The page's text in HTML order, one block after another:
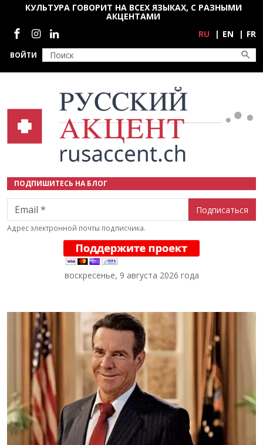
Перейти к основному содержанию
ВОЙТИ
КУЛЬТУРА ГОВОРИТ НА ВСЕХ ЯЗЫКАХ, С РАЗНЫМИ
АКЦЕНТАМИ
Социальные сети
RU EN FR
ПОДПИШИТЕСЬ НА БЛОГ
Email
Адрес электронной почты подписчика.
воскресенье, 9 августа 2026 года